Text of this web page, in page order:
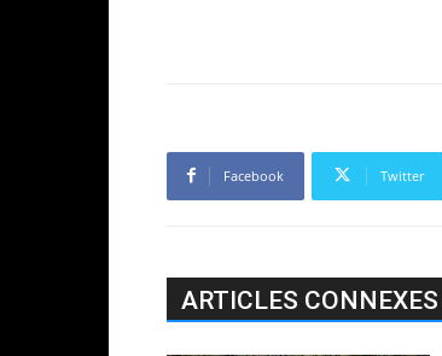
Facebook Twitter
ARTICLES CONNEXES